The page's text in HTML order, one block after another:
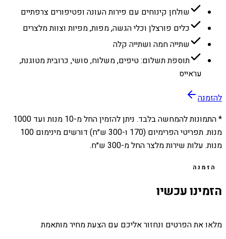
שולחן קינוחים עם פירות העונה ופטיפורים צרפתיים
כלים פורצלן וכלי הגשה, מפות, מפיות וצוות מלצרים
שתייה חמה ושתייה קלה
תוספת תשלום: טיפים, משלוח, סושי, כרובית מטוגנת,
עראייס
להזמנה
* התמונות להמחשה בלבד. ניתן להזמין החל מ-10 מנות ועד 1000
מנות. תפריטי הפרימיום (170 ו-300 ש״ח) דורשים מינימום 100
מנות. עלות שירות מלצר החל מ-300 ש״ח.
הזמנה
הזמינו עכשיו
מלאו את הפרטים ונחזור אליכם עם הצעת מחיר מותאמת